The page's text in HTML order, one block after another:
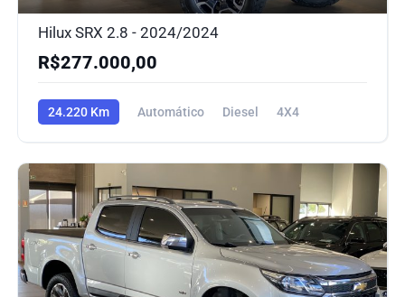
Hilux SRX 2.8 - 2024/2024
R$277.000,00
24.220 Km Automático Diesel 4X4